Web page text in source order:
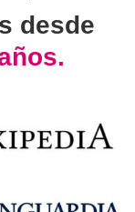
desde